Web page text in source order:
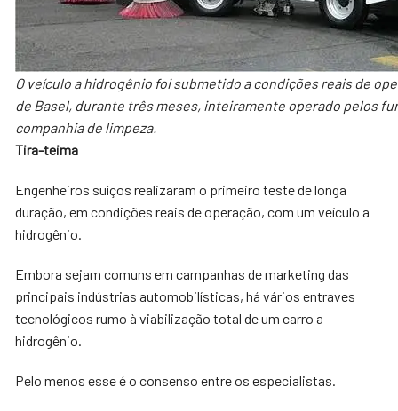
O veículo a hidrogênio foi submetido a condições reais de
de Basel, durante três meses, inteiramente operado pelos
companhia de limpeza.
Tira-teima
Engenheiros suíços realizaram o primeiro teste de longa
duração, em condições reais de operação, com um veículo a
hidrogênio.
Embora sejam comuns em campanhas de marketing das
principais indústrias automobilísticas, há vários entraves
tecnológicos rumo à viabilização total de um carro a
hidrogênio.
Pelo menos esse é o consenso entre os especialistas.